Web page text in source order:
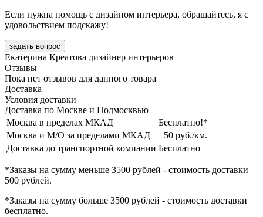
Если нужна помощь с дизайном интерьера, обращайтесь, я с
удовольствием подскажу!
задать вопрос
Екатерина Креатова дизайнер интерьеров
Отзывы
Пока нет отзывов для данного товара
Доставка
Условия доставки
Доставка по Москве и Подмосквью
Москва в пределах МКАД
Бесплатно!*
Москва и М/О за пределами МКАД
+50 руб./км.
Доставка до транспортной компании Бесплатно
*Заказы на сумму меньше 3500 рублей - стоимость доставки
500 рублей.
*Заказы на сумму больше 3500 рублей - стоимость доставки
бесплатно.